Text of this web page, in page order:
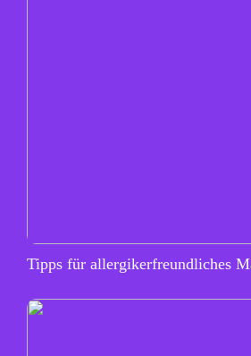
Tipps für allergikerfreundliches